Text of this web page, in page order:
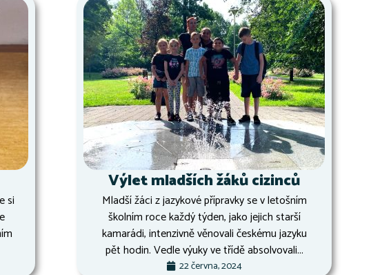
si
Výlet mladších žáků cizinců
Mladší žáci z jazykové přípravky se v letošním
školním roce každý týden, jako jejich starší
kamarádi, intenzivně věnovali českému jazyku
pět hodin. Vedle výuky ve třídě absolvovali...
22 června, 2024